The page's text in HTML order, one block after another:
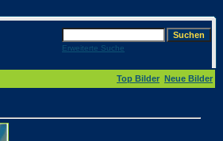
Erweiterte Suche
Top Bilder Neue Bilder